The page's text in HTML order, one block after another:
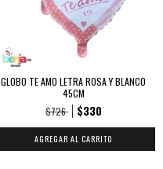
GLOBO TE AMO LETRA ROSA Y BLANCO
45CM
$726
$330